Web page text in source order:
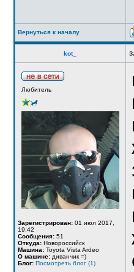
Вернуться к началу
kot_
Любитель
Зарегистрирован: 01 июл 2017,
19:42
Сообщения: 51
Откуда: Новороссийск
Машина: Toyota Vista Ardeo
О машине: диванчик =)
Блог: Посмотреть блог (1)